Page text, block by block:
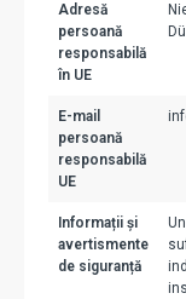
Adresă
persoană
responsabilă
în UE
E-mail
persoană
responsabilă
UE
Informații și
avertismente
de siguranță